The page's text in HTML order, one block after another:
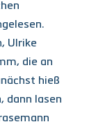
Ulrike
die an
hieß
dann lasen